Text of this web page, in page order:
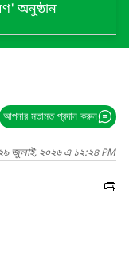
অনুষ্ঠান
আপনার মতামত প্রদান করুন
২৯ জুলাই, ২০২৬ এ ১২:২৪ PM